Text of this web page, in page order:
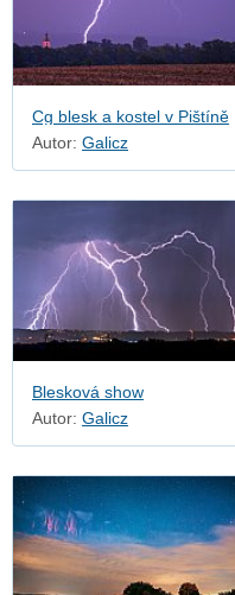
Cg blesk a kostel v Pištíně
Autor: Galicz
Blesková show
Autor: Galicz